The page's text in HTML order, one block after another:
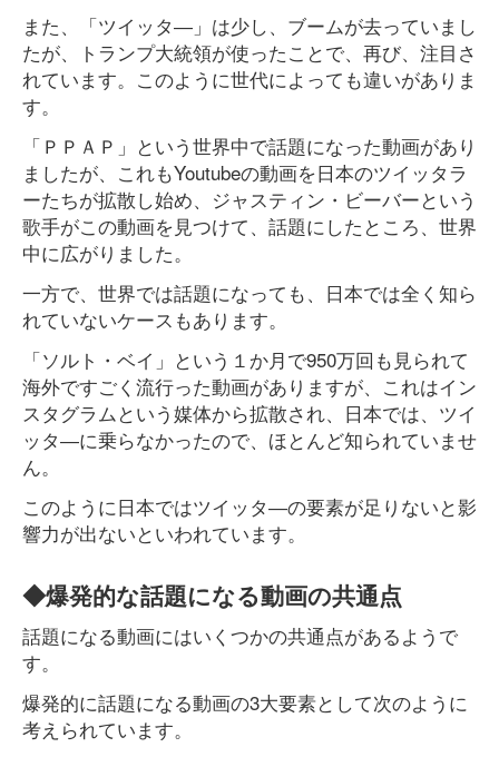
また、「ツイッタ―」は少し、ブームが去っていまし
たが、トランプ大統領が使ったことで、再び、注目さ
れています。このように世代によっても違いがありま
す。
「ＰＰＡＰ」という世界中で話題になった動画があり
ましたが、これもYoutubeの動画を日本のツイッタラ
ーたちが拡散し始め、ジャスティン・ビーバーという
歌手がこの動画を見つけて、話題にしたところ、世界
中に広がりました。
一方で、世界では話題になっても、日本では全く知ら
れていないケースもあります。
「ソルト・ベイ」という１か月で950万回も見られて
海外ですごく流行った動画がありますが、これはイン
スタグラムという媒体から拡散され、日本では、ツイ
ッタ―に乗らなかったので、ほとんど知られていませ
ん。
このように日本ではツイッタ―の要素が足りないと影
響力が出ないといわれています。
◆爆発的な話題になる動画の共通点
話題になる動画にはいくつかの共通点があるようで
す。
爆発的に話題になる動画の3大要素として次のように
考えられています。